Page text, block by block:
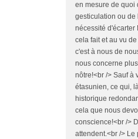
en mesure de quoi
gesticulation ou de
nécessité d'écarter
cela fait et au vu
c'est à nous de
nous concerne
nôtre!<br /> Sauf à
étasunien, ce qui,
historique
cela que nous
conscience!<br />
attendent.<br />